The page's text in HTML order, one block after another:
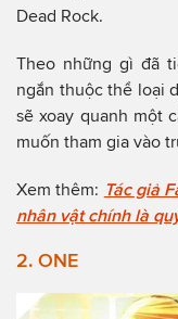
Dead Rock.
Theo những gì đã
ngắn thuộc thể loại
sẽ xoay quanh một
muốn tham gia vào
Xem thêm: Tác giả
nhân vật chính là
2. ONE